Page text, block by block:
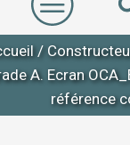
/
A. Ecran
référence